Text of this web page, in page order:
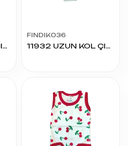
11843 UZUN KOL ÇITÇITLI BADY
FINDIK036
11932 UZUN KOL ÇITÇITLI BADY